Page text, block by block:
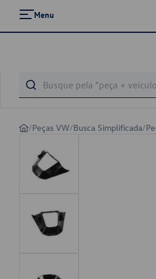
Menu
/Peças VW/Busca Simplificada/